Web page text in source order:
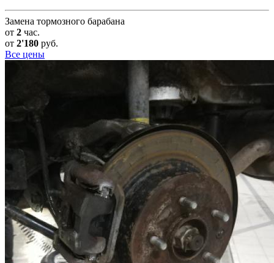
Замена тормозного барабана
от 2 час.
от 2'180 руб.
Все цены